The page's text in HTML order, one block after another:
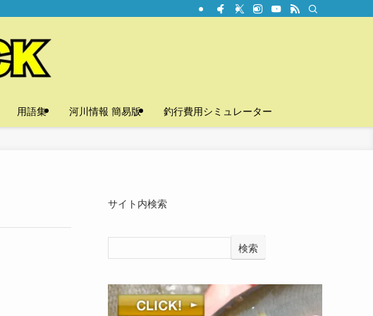
用語集 河川情報 簡易版 釣行費用シミュレーター
サイト内検索
検索